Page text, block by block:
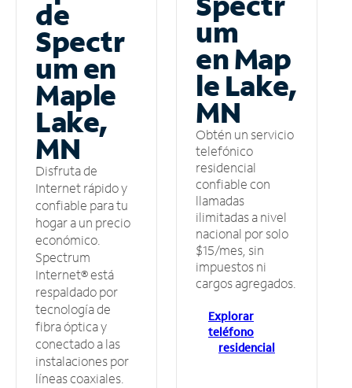
de
Spectr
um en
Maple
Lake,
MN
Disfruta de
Internet rápido y
confiable para tu
hogar a un precio
económico.
Spectrum
Internet® está
respaldado por
tecnología de
fibra óptica y
conectado a las
instalaciones por
líneas coaxiales.
um
en Map
le Lake,
MN
Obtén un servicio
telefónico
residencial
confiable con
llamadas
ilimitadas a nivel
nacional por solo
$15/mes, sin
impuestos ni
cargos agregados.
Explorar
teléfono
residencial